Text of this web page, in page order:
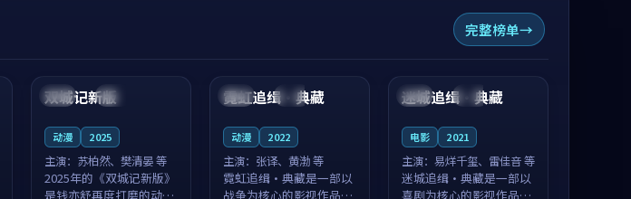
完整榜单
中国 独播
99:40
双城记新版
动漫 2025
主演： 苏柏然、樊清晏 等
2025年的《双城记新版》
是钱亦舒再度打磨的动作
韩国 热播
99:50
霓虹追缉·典藏
动漫 2022
主演： 张译、黄渤 等
霓虹追缉·典藏是一部以
战争为核心的影视作品，
美国 热播
99:51
迷城追缉·典藏
电影 2021
主演： 易烊千玺、雷佳音 等
迷城追缉·典藏是一部以
喜剧为核心的影视作品，